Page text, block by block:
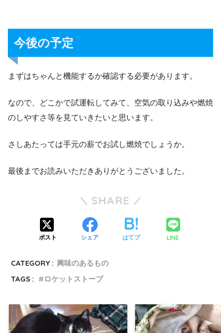
今後の予定
まずはちゃんと機能するか確認する必要があります。
なので、どこかで試運転してみて、空気の取り込みや燃焼
のしやすさ等を見ていきたいと思います。
さしあたっては手元の薪でお試し燃焼でしょうか。
最後までお読みいただきありがとうございました。
SHARE
ポスト シェア はてブ LINE
CATEGORY : 興味のあるもの
TAGS :
ロケットストーブ